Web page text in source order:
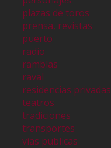
plazas de toros
prensa, revistas
puerto
radio
ramblas
raval
residencias privadas
teatros
tradiciones
transportes
vias publicas